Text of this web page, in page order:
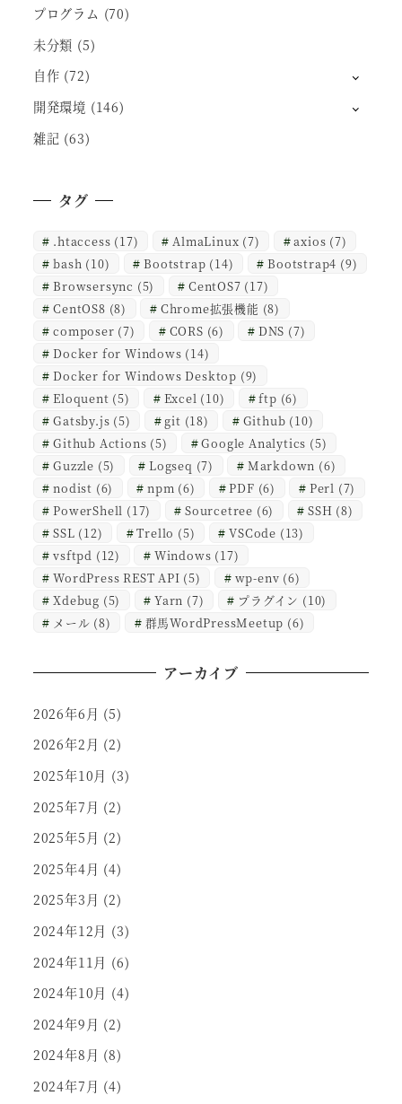
プログラム (70)
未分類 (5)
自作 (72)
開発環境 (146)
雑記 (63)
タグ
.htaccess (17) AlmaLinux (7) axios (7)
bash (10) Bootstrap (14) Bootstrap4 (9)
Browsersync (5) CentOS7 (17)
CentOS8 (8) Chrome拡張機能 (8)
composer (7) CORS (6) DNS (7)
Docker for Windows (14)
Docker for Windows Desktop (9)
Eloquent (5) Excel (10) ftp (6)
Gatsby.js (5) git (18) Github (10)
Github Actions (5) Google Analytics (5)
Guzzle (5) Logseq (7) Markdown (6)
nodist (6) npm (6) PDF (6) Perl (7)
PowerShell (17) Sourcetree (6) SSH (8)
SSL (12) Trello (5) VSCode (13)
vsftpd (12) Windows (17)
WordPress REST API (5) wp-env (6)
Xdebug (5) Yarn (7) プラグイン (10)
メール (8) 群馬WordPressMeetup (6)
アーカイブ
2026年6月 (5)
2026年2月 (2)
2025年10月 (3)
2025年7月 (2)
2025年5月 (2)
2025年4月 (4)
2025年3月 (2)
2024年12月 (3)
2024年11月 (6)
2024年10月 (4)
2024年9月 (2)
2024年8月 (8)
2024年7月 (4)